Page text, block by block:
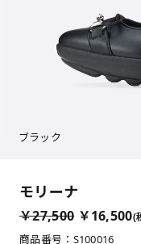
ブラック
モリーナ
￥27,500 ￥16,500(
商品番号：S100016